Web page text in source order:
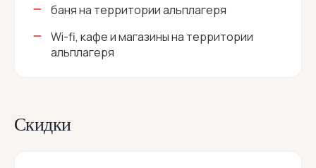
баня на территории альплагеря
Wi-fi, кафе и магазины на территории
альплагеря
Скидки